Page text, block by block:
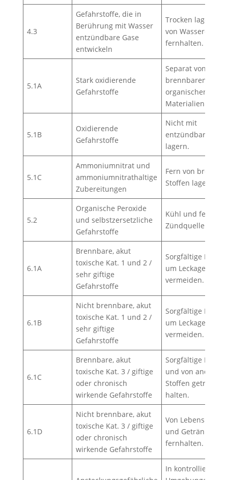
4.3
Gefahrstoffe, die in
Berührung mit Wasser
entzündbare Gase
entwickeln
Trocken lagern
von
fernhalten.
5.1A
Stark oxidierende
Gefahrstoffe
Separat von
brennbaren oder
organischen
Materialien
5.1B
Oxidierende
Gefahrstoffe
Nicht mit
entzündbaren
lagern.
5.1C
Ammoniumnitrat und
ammoniumnitrathaltige
Zubereitungen
Fern von
Stoffen lagern.
5.2
Organische Peroxide
und selbstzersetzliche
Gefahrstoffe
Kühl und fern von
Zündquellen
6.1A
Brennbare, akut
toxische Kat. 1 und 2 /
sehr giftige
Gefahrstoffe
Sorgfältige
um Leckagen zu
vermeiden.
6.1B
Nicht brennbare, akut
toxische Kat. 1 und 2 /
sehr giftige
Gefahrstoffe
Sorgfältige
um Leckagen zu
vermeiden.
6.1C
Brennbare, akut
toxische Kat. 3 / giftige
oder chronisch
wirkende Gefahrstoffe
Sorgfältige
und von anderen
Stoffen getrennt
halten.
6.1D
Nicht brennbare, akut
toxische Kat. 3 / giftige
oder chronisch
wirkende Gefahrstoffe
Von
und Getränken
fernhalten.
In kontrollierten